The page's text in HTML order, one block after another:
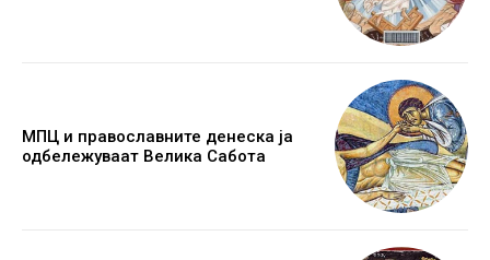
МПЦ и православните денеска ја
одбележуваат Велика Сабота